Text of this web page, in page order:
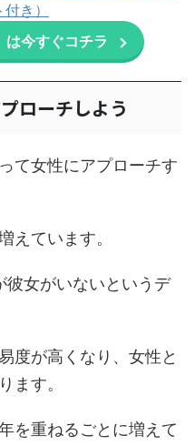
き）
は今すぐコチラ
ローチしよう
て女性にアプローチす
えています。
彼女がいないというデ
度が高くなり、女性と
ます。
を重ねるごとに増えて